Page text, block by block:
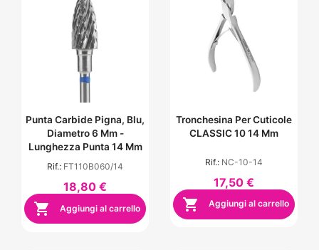
Punta Carbide Pigna, Blu,
Diametro 6 Mm -
Lunghezza Punta 14 Mm
Rif.: FT110B060/14
18,80 €
 Aggiungi al carrello
Tronchesina Per Cuticole
CLASSIC 10 14 Mm
Rif.: NC-10-14
17,50 €
 Aggiungi al carrello